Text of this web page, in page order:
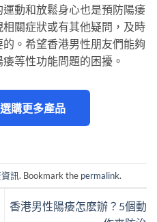
動和放鬆身心也是預防陽痿
關症狀或有其他疑問，及時
。希望香港男性朋友們能夠
等性功能問題的困擾。
購更多產品
訊. Bookmark the permalink.
香港男性陽痿怎麽辦？5個動